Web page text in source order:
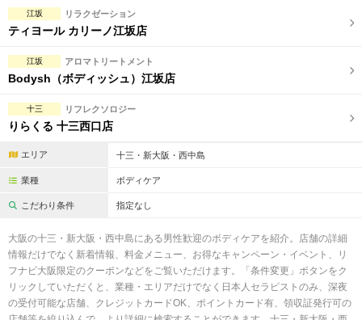
初回割引あり
団体割引
キャッシュレス決済OK
2名様歓迎
ペアルームあり
フットバスあり
専用駐車場あり 有資格者在籍
日本人スタッフのみ 女性スタッフのみ
スタッフ指名可 Ｗセラピスト
江坂 リラクゼーション
ティヨール カリーノ江坂店
江坂 アロマトリートメント
Bodysh（ボディッシュ）江坂店
十三 リフレクソロジー
りらくる 十三西口店
エリア 十三・新大阪・西中島
業種 ボディケア
こだわり条件 指定なし
大阪の十三・新大阪・西中島にある男性歓迎のボディケアを紹介。店舗の詳細
情報だけでなく新着情報、料金メニュー、お得なキャンペーン・イベント、リ
フナビ大阪限定のクーポンなどをご覧いただけます。「条件変更」ボタンをク
リックしていただくと、業種・エリアだけでなく日本人セラピストのみ、深夜
の受付可能な店舗、クレジットカードOK、ポイントカード有、領収証発行可の